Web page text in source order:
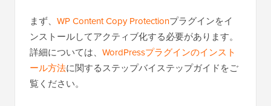
まず、 WP Content Copy Protectionプラグインをイ
ンストールしてアクティブ化する必要があります。
詳細については、 WordPressプラグインのインスト
ール方法に関するステップバイステップガイドをご
覧ください。